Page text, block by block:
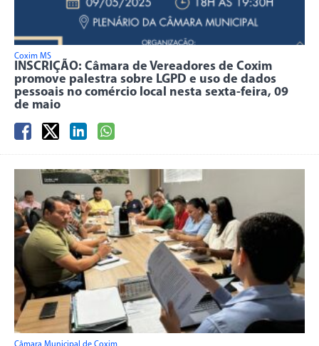
Coxim MS
INSCRIÇÃO: Câmara de Vereadores de Coxim
promove palestra sobre LGPD e uso de dados
pessoais no comércio local nesta sexta-feira, 09
de maio
Câmara Municipal de Coxim